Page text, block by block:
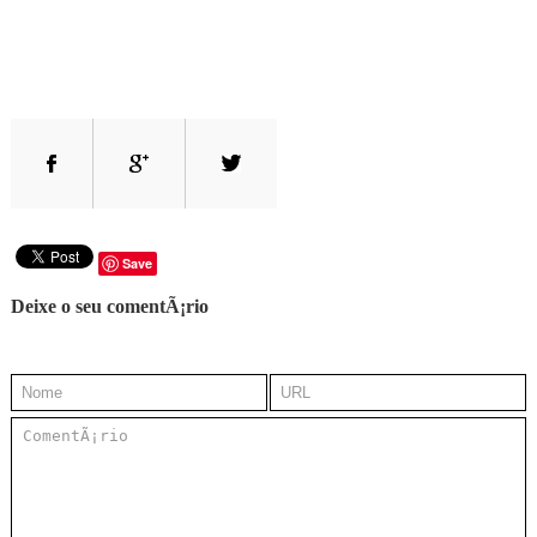
Save
Deixe o seu comentÃ¡rio